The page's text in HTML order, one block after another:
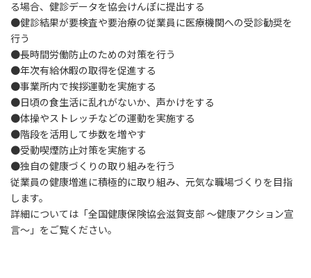
る場合、健診データを協会けんぽに提出する
●健診結果が要検査や要治療の従業員に医療機関への受診勧奨を
行う
●長時間労働防止のための対策を行う
●年次有給休暇の取得を促進する
●事業所内で挨拶運動を実施する
●日頃の食生活に乱れがないか、声かけをする
●体操やストレッチなどの運動を実施する
●階段を活用して歩数を増やす
●受動喫煙防止対策を実施する
●独自の健康づくりの取り組みを行う
従業員の健康増進に積極的に取り組み、元気な職場づくりを目指
します。
詳細については「全国健康保険協会滋賀支部 ～健康アクション宣
言～ 」をご覧ください。